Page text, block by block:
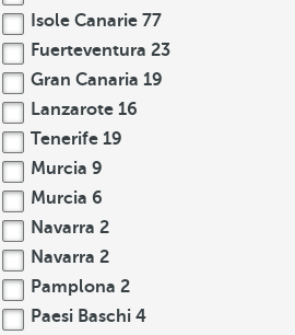
Isole Canarie 77
Fuerteventura 23
Gran Canaria 19
Lanzarote 16
Tenerife 19
Murcia 9
Murcia 6
Navarra 2
Navarra 2
Pamplona 2
Paesi Baschi 4